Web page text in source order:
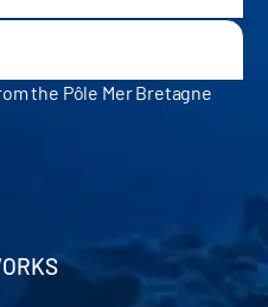
the Pôle Mer Bretagne